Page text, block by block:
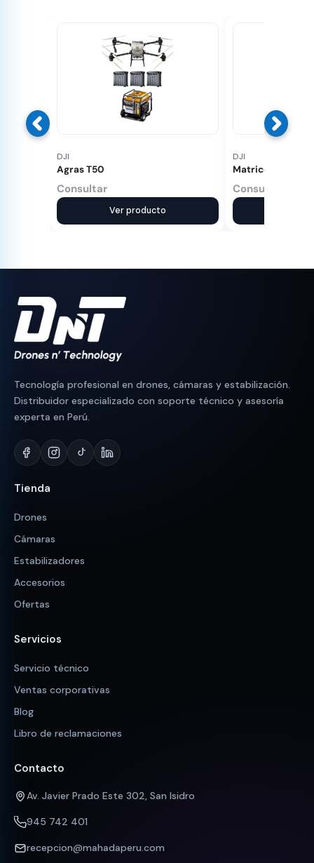
DJI
Agras T50
Consultar
Ver producto
DJI
Matrice 30
Consultar
Tecnología profesional en drones, cámaras y estabilización.
Distribuidor especializado con soporte técnico y asesoría
experta en Perú.
Tienda
Drones
Cámaras
Estabilizadores
Accesorios
Ofertas
Servicios
Servicio técnico
Ventas corporativas
Blog
Libro de reclamaciones
Contacto
Av. Javier Prado Este 302, San Isidro
945 742 401
recepcion@mahadaperu.com